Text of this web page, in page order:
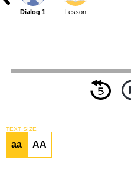
Dialog 1 Lesson
TEXT SIZE
aa AA